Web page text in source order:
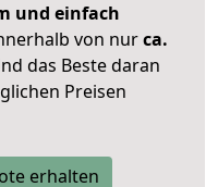
und einfach
von nurca.
das Beste daran
Preisen
erhalten